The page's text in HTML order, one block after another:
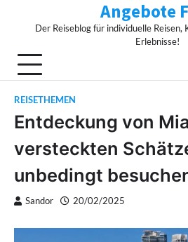
Angebote
Der Reiseblog für individuelle
Erlebnisse!
REISETHEMEN
Entdeckung von
versteckten
unbedingt
Sandor 20/02/2025